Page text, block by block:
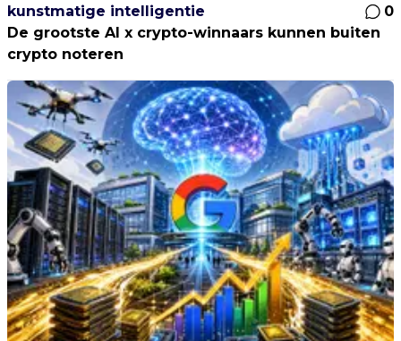
kunstmatige intelligentie
0
De grootste AI x crypto-winnaars kunnen buiten
crypto noteren